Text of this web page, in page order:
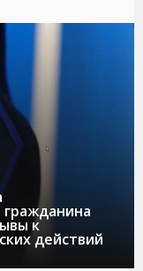
к
действий